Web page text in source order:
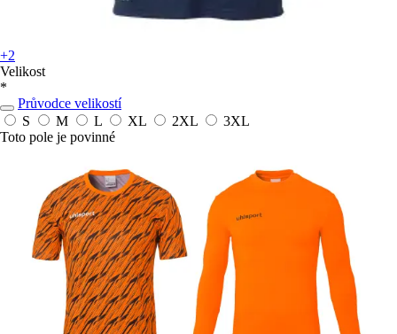
+2
Velikost
*
Průvodce velikostí
S
M L XL 2XL
3XL
Toto pole je povinné